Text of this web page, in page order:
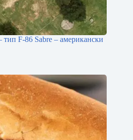
F-86 Sabre – американски